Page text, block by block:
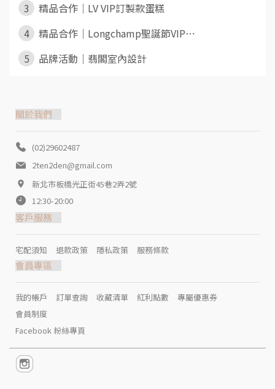
3
精品合作｜LV VIP訂製款蛋糕
4
精品合作｜Longchamp聖誕節VIP⋯
5
品牌活動｜翡閣室內設計
關於我們
(02)29602487
2ten2den@gmail.com
新北市板橋光正街45巷2弄2號
12:30-20:00
客戶服務
宅配須知 退款政策 隱私政策 服務條款
會員專區
我的帳戶 訂單查詢 收藏清單 紅利點數
專屬優惠券
會員制度
Facebook 粉絲專頁